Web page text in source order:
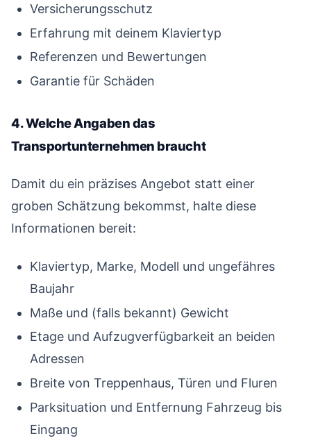
Versicherungsschutz
Erfahrung mit deinem Klaviertyp
Referenzen und Bewertungen
Garantie für Schäden
4. Welche Angaben das
Transportunternehmen braucht
Damit du ein präzises Angebot statt einer
groben Schätzung bekommst, halte diese
Informationen bereit:
Klaviertyp, Marke, Modell und ungefähres
Baujahr
Maße und (falls bekannt) Gewicht
Etage und Aufzugverfügbarkeit an beiden
Adressen
Breite von Treppenhaus, Türen und Fluren
Parksituation und Entfernung Fahrzeug bis
Eingang